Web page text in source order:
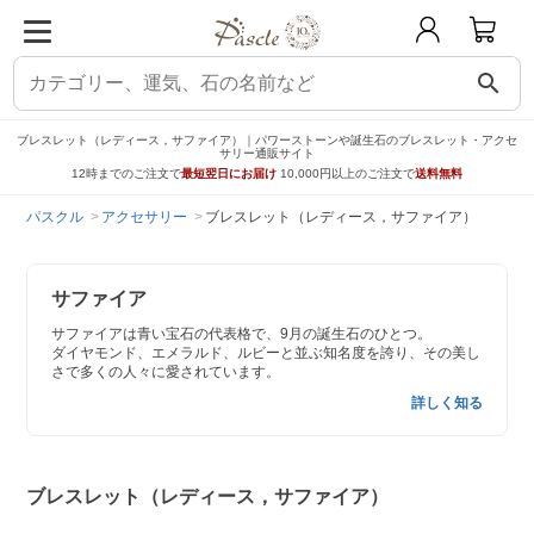
search
ブレスレット（レディース，サファイア）｜パワーストーンや誕生石のブレスレット・アクセ
サリー通販サイト
12時までのご注文で最短翌日にお届け 10,000円以上のご注文で送料無料
パスクル アクセサリー ブレスレット（レディース，サファイア）
サファイア
サファイアは青い宝石の代表格で、9月の誕生石のひとつ。
ダイヤモンド、エメラルド、ルビーと並ぶ知名度を誇り、その美し
さで多くの人々に愛されています。
詳しく知る
ブレスレット（レディース，サファイア）